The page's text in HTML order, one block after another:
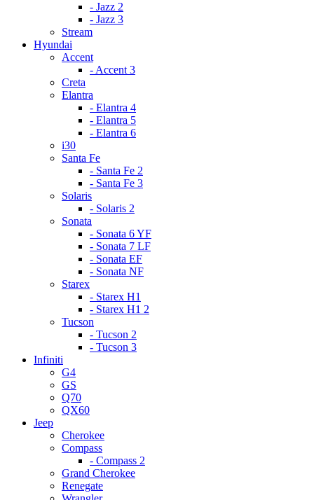
- Jazz 2
- Jazz 3
Stream
Hyundai
Accent
- Accent 3
Creta
Elantra
- Elantra 4
- Elantra 5
- Elantra 6
i30
Santa Fe
- Santa Fe 2
- Santa Fe 3
Solaris
- Solaris 2
Sonata
- Sonata 6 YF
- Sonata 7 LF
- Sonata EF
- Sonata NF
Starex
- Starex H1
- Starex H1 2
Tucson
- Tucson 2
- Tucson 3
Infiniti
G4
GS
Q70
QX60
Jeep
Cherokee
Compass
- Compass 2
Grand Cherokee
Renegate